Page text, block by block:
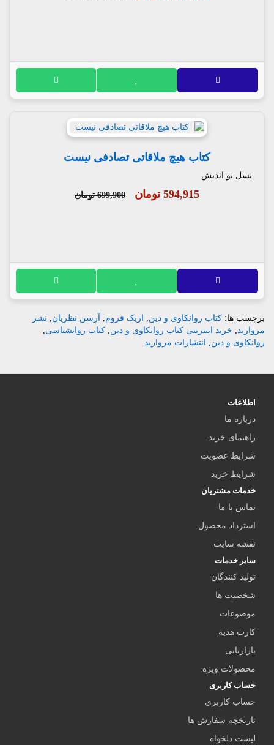
کتاب هیچ ملاقاتی تصادفی نیست
نسل نو اندیش
594,915 تومان 699,900 تومان
برچسب ها: کتاب روانکاوی و دین, اریک فروم, آرسن نظریان, نشر
مروارید, خرید اینترنتی کتاب روانکاوی و دین, کتاب روانشناسی,
روانکاوی و دین, انتشارات مروارید
اطلاعات
درباره ما
راهنمای خرید
شرایط عضویت
شرایط خرید
خدمات مشتریان
تماس با ما
استرداد محصول
نقشه سایت
سایر خدمات
تولید کنندگان
شخصیت ها
موضوعات
کارت هدیه
بازاریابی
محصولات ویژه
حساب کاربری
حساب کاربری
تاریخچه سفارش ها
لیست دلخواه